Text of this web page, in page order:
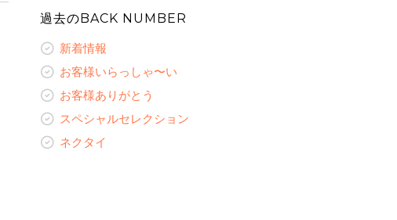
レディースコラム
ネクタイ
レディースオーダーギャラリー
スペシャルセレクション
ネクタイ
レディースコラム
お客様ありがとう
ネクタイ
レディースコラム
お客様いらっしゃ〜い
お客様ありがとう
スペシャルセレクション
ネクタイ
過去のBACK NUMBER
新着情報
お客様いらっしゃ〜い
お客様ありがとう
スペシャルセレクション
ネクタイ